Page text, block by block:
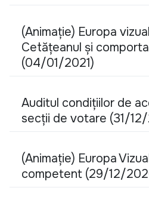
(Animație) Europa
Cetățeanul și
(04/01/2021)
Auditul condițiilor de
secții de votare (31/
(Animație) Europa
competent (29/12/